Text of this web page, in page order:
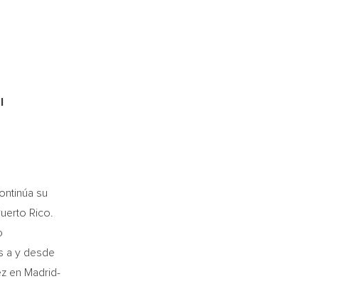
su
Rico.
a y desde
en Madrid-